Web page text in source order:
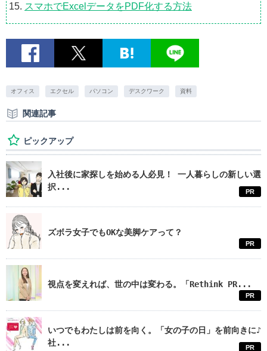
スマホでExcelデータをPDF化する方法
オフィス エクセル パソコン デスクワーク 資料
関連記事
ピックアップ
入社後に家探しを始める人必見！ 一人暮らしの新しい選
択...
PR
ズボラ女子でもOKな美脚ケアって？
PR
視点を変えれば、世の中は変わる。「Rethink PR...
PR
いつでもわたしは前を向く。「女の子の日」を前向きに♪
社...
PR